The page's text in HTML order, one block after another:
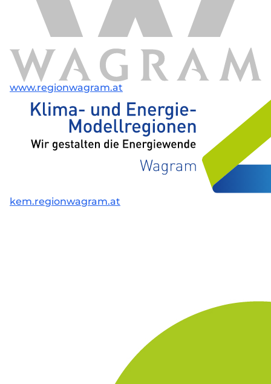
www.regionwagram.at
kem.regionwagram.at